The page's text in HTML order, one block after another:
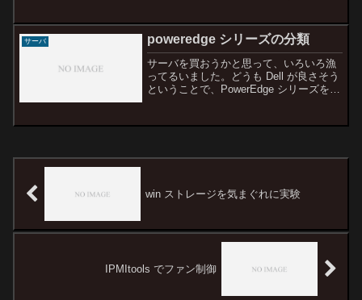
「ビューアが終了しました。理由：ネ
ッ...
サーバ poweredge シリーズの分類
サーバを買おうかと思って、いろいろ漁
ってるいました。どうも Dell が良さそう
ということで、PowerEdge シリーズを比
ルの比較です。全部を比べたい人は公式
win ストレージを気まぐれに実験
IPMItools でファン制御